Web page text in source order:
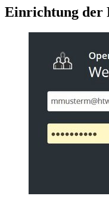
Einrichtung der